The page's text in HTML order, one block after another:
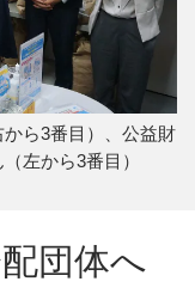
ら3番目）、公益財
左から3番目）
団体へ